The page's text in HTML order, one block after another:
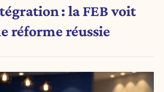
: la FEB voit
réforme réussie